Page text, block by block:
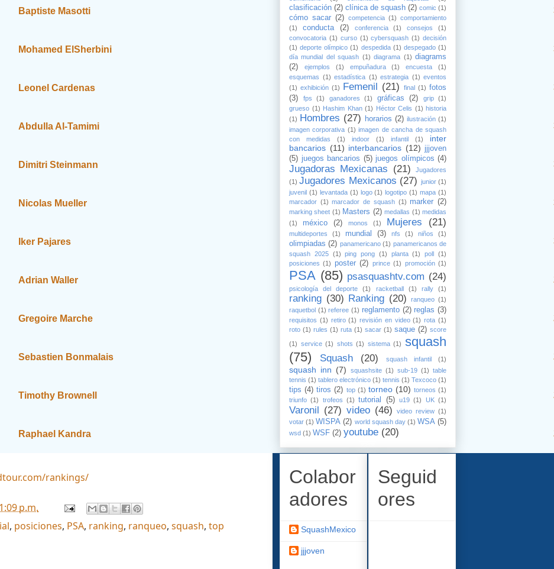
Baptiste Masotti 16
Mohamed ElSherbini 15
Leonel Cardenas 15
Abdulla Al-Tamimi
Dimitri Steinmann 16
Nicolas Mueller 15
Iker Pajares 16
Adrian Waller 11
Gregoire Marche 14
Sebastien Bonmalais 14
Timothy Brownell 15
Raphael Kandra 16
rankings/
p.m.
, posiciones, PSA, ranking, ranqueo, squash, top
clasificación (2) clínica de squash (2) comic (1)
cómo sacar (2) competencia (1) comportamiento
(1)
conducta (2) conferencia (1) consejos
(1)
convocatoria (1) curso (1) cybersquash (1) decisión
(1) deporte olímpico (1) despedida (1) despegado (1)
día mundial del squash (1) diagrama (1) diagrams
(2)
ejemplos (1) empuñadura (1) encuesta
(1)
esquemas (1) estadística (1) estrategia (1) eventos
(1) exhibición (1) Femenil (21) final (1) fotos
(3)
fps (1) ganadores (1) gráficas (2) grip
(1)
grueso (1) Hashim Khan (1) Héctor Celis (1) historia
(1) Hombres (27) horarios (2) ilustración (1)
imagen corporativa (1) imagen de cancha de squash
con medidas
(1) indoor (1) infantil (1)
inter
bancarios (11) interbancarios (12) jjjoven
(5) juegos bancarios (5) juegos olímpicos (4)
Jugadoras Mexicanas (21)
Jugadores
(1) Jugadores Mexicanos (27) junior (1)
juvenil (1) levantada (1) logo (1) logotipo (1) mapa (1)
marcador (1) marcador de squash (1) marker (2)
marking sheet (1) Masters (2) medallas (1) medidas
(1)
méxico (2) monos (1) Mujeres (21)
multideportes (1) mundial (3) nfs (1) niños (1)
olimpiadas (2) panamericano (1) panamericanos de
squash 2025
(1) ping pong (1) planta (1) poll (1)
posiciones (1) poster (2) prince (1) promoción (1)
PSA (85) psasquashtv.com (24)
psicología del deporte (1) racketball (1) rally (1)
ranking (30) Ranking (20) ranqueo (1)
raquetbol (1) referee (1) reglamento (2) reglas (3)
requisitos (1) retiro (1) revisión en video (1) rota (1)
roto (1) rules (1) ruta (1) sacar (1) saque (2) score
(1) service (1) shots (1) sistema (1) squash
(75)
Squash (20) squash infantil (1)
squash inn (7) squashsite (1) sub-19 (1) table
tennis (1) tablero electrónico (1) tennis (1) Texcoco (1)
tips (4) tiros (2) top (1) torneo (10) torneos (1)
triunfo (1) trofeos (1) tutorial (5) u19 (1) UK (1)
Varonil (27) video (46) video review (1)
votar (1) WISPA (2) world squash day (1) WSA (5)
wsd (1) WSF (2) youtube (20)
Colabor
adores
SquashMexico
jjjoven
Seguid
ores